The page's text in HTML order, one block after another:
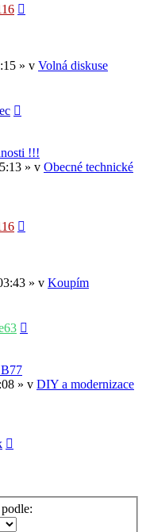
» v Volná diskuse
!!!
» v Obecné technické
» v Koupím
» v DIY a modernizace